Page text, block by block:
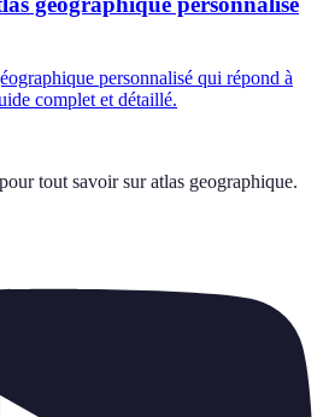
personnalisé qui répond à
complet et détaillé.
tout savoir sur atlas geographique.